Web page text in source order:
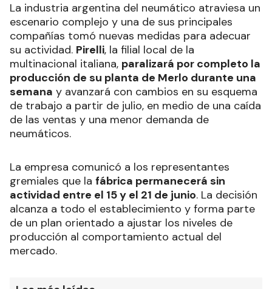
La industria argentina del neumático atraviesa un
escenario complejo y una de sus principales
compañías tomó nuevas medidas para adecuar
su actividad. Pirelli, la filial local de la
multinacional italiana, paralizará por completo la
producción de su planta de Merlo durante una
semana y avanzará con cambios en su esquema
de trabajo a partir de julio, en medio de una caída
de las ventas y una menor demanda de
neumáticos.
La empresa comunicó a los representantes
gremiales que la fábrica permanecerá sin
actividad entre el 15 y el 21 de junio. La decisión
alcanza a todo el establecimiento y forma parte
de un plan orientado a ajustar los niveles de
producción al comportamiento actual del
mercado.